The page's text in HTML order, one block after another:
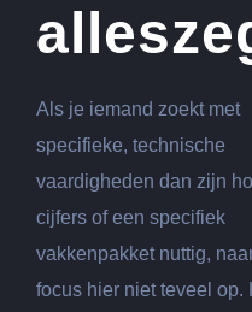
Als je iemand zoekt met
specifieke, technische
vaardigheden dan zijn
cijfers of een specifiek
vakkenpakket nuttig,
focus hier niet teveel op.